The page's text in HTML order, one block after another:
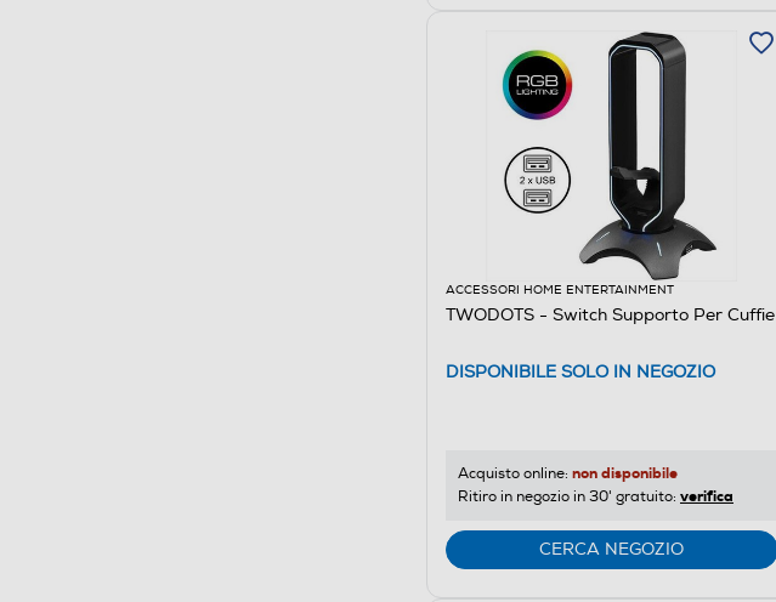
ACCESSORI HOME ENTERTAINMENT
TWODOTS - Switch Supporto Per Cuffie
DISPONIBILE SOLO IN NEGOZIO
Acquisto online: non disponibile
Ritiro in negozio in 30' gratuito: verifica
CERCA NEGOZIO